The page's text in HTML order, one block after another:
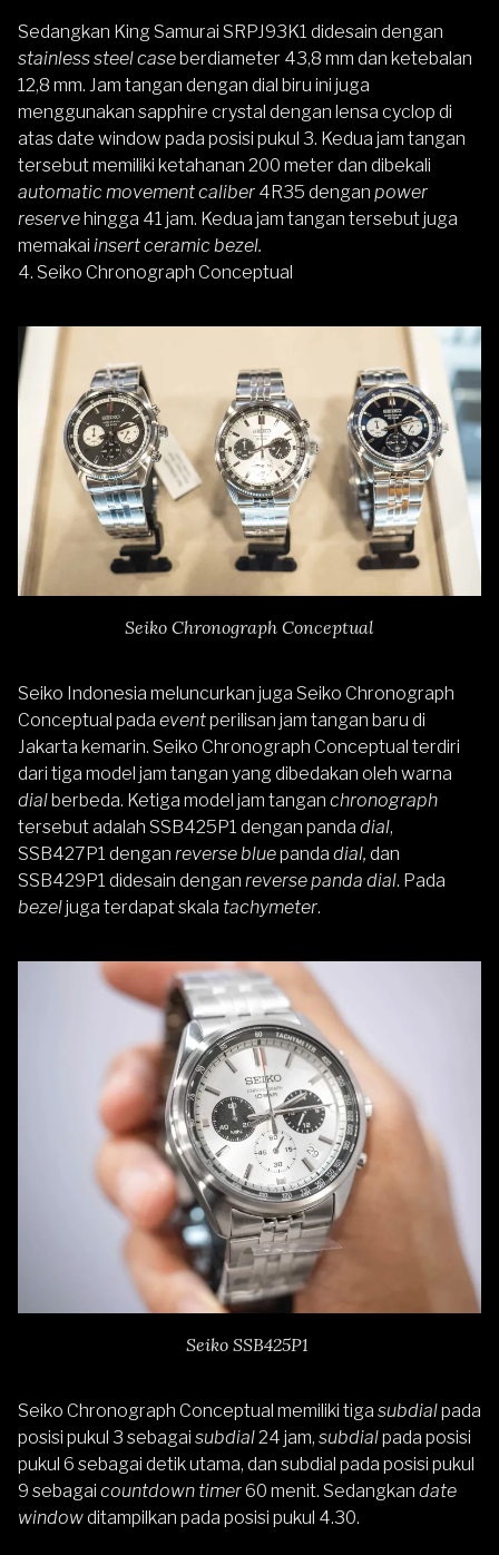
Sedangkan King Samurai SRPJ93K1 didesain dengan
stainless steel case berdiameter 43,8 mm dan ketebalan
12,8 mm. Jam tangan dengan dial biru ini juga
menggunakan sapphire crystal dengan lensa cyclop di
atas date window pada posisi pukul 3. Kedua jam tangan
tersebut memiliki ketahanan 200 meter dan dibekali
automatic movement caliber 4R35 dengan power
reserve hingga 41 jam. Kedua jam tangan tersebut juga
memakai insert ceramic bezel.
4. Seiko Chronograph Conceptual
Seiko Chronograph Conceptual
Seiko Indonesia meluncurkan juga Seiko Chronograph
Conceptual pada eventperilisan jam tangan baru di
Jakarta kemarin. Seiko Chronograph Conceptual terdiri
dari tiga model jam tangan yang dibedakan oleh warna
dialberbeda. Ketiga model jam tangan chronograph
tersebut adalah SSB425P1 dengan panda dial,
SSB427P1 dengan reverse bluepanda dial, dan
SSB429P1 didesain dengan reverse panda dial. Pada
bezeljuga terdapat skala tachymeter.
Seiko SSB425P1
Seiko Chronograph Conceptual memiliki tiga subdialpada
posisi pukul 3 sebagai subdial24 jam, subdialpada posisi
pukul 6 sebagai detik utama, dan subdial pada posisi pukul
9 sebagai countdown timer60 menit. Sedangkan date
windowditampilkan pada posisi pukul 4.30.